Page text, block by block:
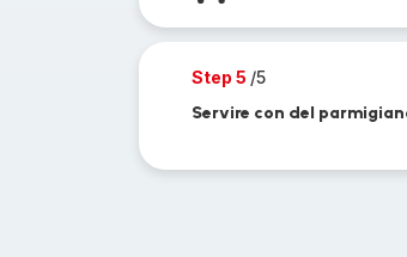
Step 5 /5
Servire con del